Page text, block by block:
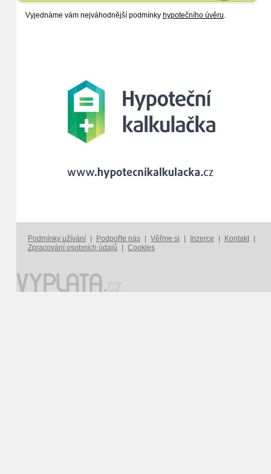
Vyjednáme vám nejváhodnější podmínky hypotečního úvěru.
Podmínky užívání Podpořte nás Věřme si Inzerce Kontakt
Zpracování osobních údajů
Cookies